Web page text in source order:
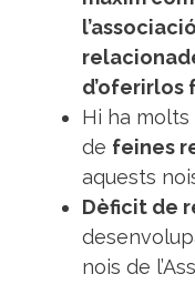
d’oferirlos
Hi ha molts
de feines
aquests
Dèficit de
nois de